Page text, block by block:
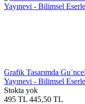
Grafik Tasarımda
Yayınevi - Bilimsel
Stokta yok
495 TL 445,50 TL